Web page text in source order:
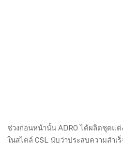
ช่วงก่อนหน้านั้น ADRO ได้ผลิตชุดแต่
ในสไตล์ CSL นับว่าประสบความสำเ